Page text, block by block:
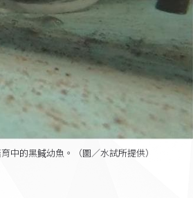
中的黑䱛幼魚。（圖／水試所提供）